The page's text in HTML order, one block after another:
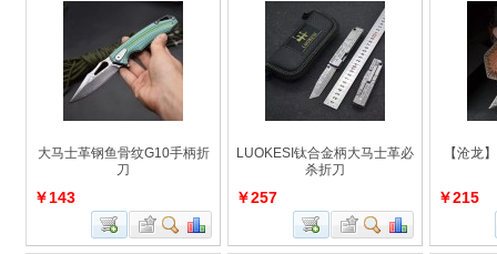
大马士革钢鱼骨纹G10手柄折
刀
￥143
LUOKESI钛合金柄大马士革必
杀折刀
￥257
【沧龙
￥215